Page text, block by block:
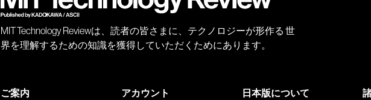
MIT Technology Reviewは、読者の皆さまに、テクノロジーが形作る 世
界を理解するための知識を獲得していただくためにあります。
ご案内 アカウント 日本版について